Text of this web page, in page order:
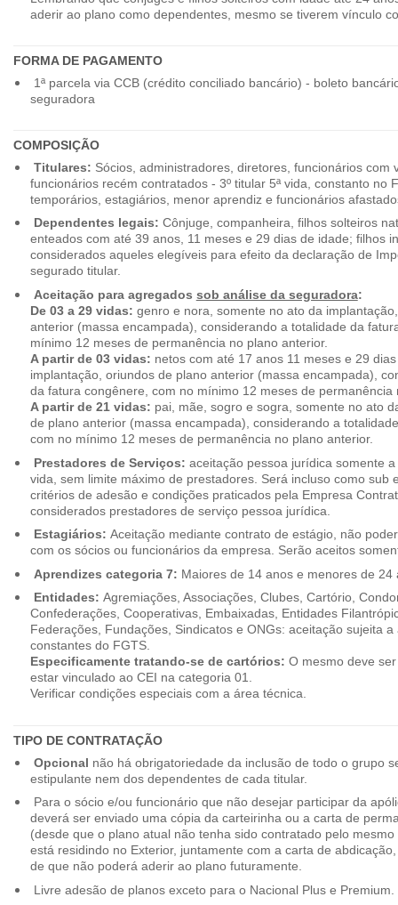
aderir ao plano como dependentes, mesmo se tiverem vínculo
FORMA DE PAGAMENTO
1ª parcela via CCB (crédito conciliado bancário) - boleto
seguradora
COMPOSIÇÃO
Titulares: Sócios, administradores, diretores, funcionários com
funcionários recém contratados - 3º titular 5ª vida, constanto no
temporários, estagiários, menor aprendiz e funcionários
Dependentes legais: Cônjuge, companheira, filhos solteiros
enteados com até 39 anos, 11 meses e 29 dias de idade; filhos
considerados aqueles elegíveis para efeito da declaração de
segurado titular.
Aceitação para agregados sob análise da seguradora:
De 03 a 29 vidas: genro e nora, somente no ato da
anterior (massa encampada), considerando a totalidade da
mínimo 12 meses de permanência no plano anterior.
A partir de 03 vidas: netos com até 17 anos 11 meses e 29
implantação, oriundos de plano anterior (massa encampada),
da fatura congênere, com no mínimo 12 meses de permanência
A partir de 21 vidas: pai, mãe, sogro e sogra, somente no ato
de plano anterior (massa encampada), considerando a
com no mínimo 12 meses de permanência no plano anterior.
Prestadores de Serviços: aceitação pessoa jurídica somente a
vida, sem limite máximo de prestadores. Será incluso como sub
critérios de adesão e condições praticados pela Empresa
considerados prestadores de serviço pessoa jurídica.
Estagiários: Aceitação mediante contrato de estágio, não
com os sócios ou funcionários da empresa. Serão aceitos
Aprendizes categoria 7: Maiores de 14 anos e menores de 24
Entidades: Agremiações, Associações, Clubes, Cartório,
Confederações, Cooperativas, Embaixadas, Entidades
Federações, Fundações, Sindicatos e ONGs: aceitação sujeita
constantes do FGTS.
Especificamente tratando-se de cartórios: O mesmo deve
estar vinculado ao CEI na categoria 01.
Verificar condições especiais com a área técnica.
TIPO DE CONTRATAÇÃO
Opcional não há obrigatoriedade da inclusão de todo o grupo
estipulante nem dos dependentes de cada titular.
Para o sócio e/ou funcionário que não desejar participar da
deverá ser enviado uma cópia da carteirinha ou a carta de
(desde que o plano atual não tenha sido contratado pelo
está residindo no Exterior, juntamente com a carta de
de que não poderá aderir ao plano futuramente.
Livre adesão de planos exceto para o Nacional Plus e Premium.